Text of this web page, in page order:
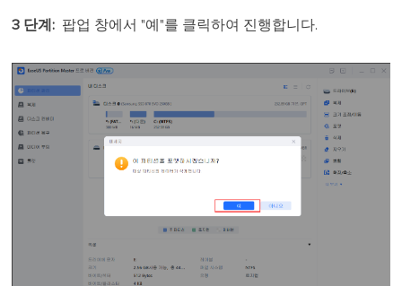
3 단계: 팝업 창에서 "예"를 클릭하여 진행합니다.